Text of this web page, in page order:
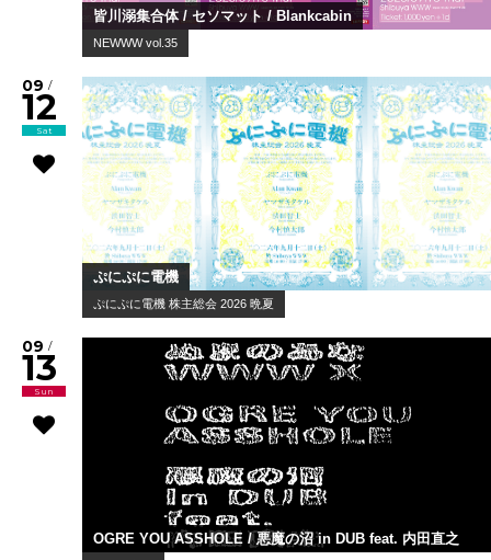
皆川溺集合体 / セソマット / Blankcabin
NEWWW vol.35
09 /
12
Sat
ぷにぷに電機
ぷにぷに電機 株主総会 2026 晩夏
09 /
13
Sun
OGRE YOU ASSHOLE / 悪魔の沼 in DUB feat. 内田直之